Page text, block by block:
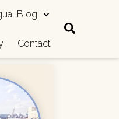
Blog
Contact